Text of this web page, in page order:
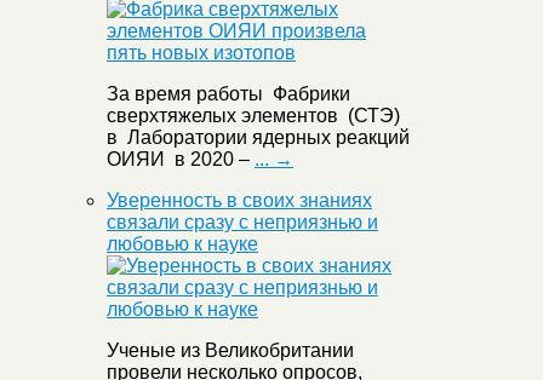
За время работы Фабрики
сверхтяжелых элементов (СТЭ)
в Лаборатории ядерных реакций
ОИЯИ в 2020 – ... →
Уверенность в своих знаниях
связали сразу с неприязнью и
любовью к науке
Ученые из Великобритании
провели несколько опросов,